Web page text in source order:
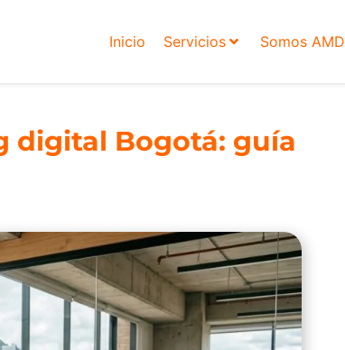
Inicio Servicios Somos AMD
digital Bogotá: guía